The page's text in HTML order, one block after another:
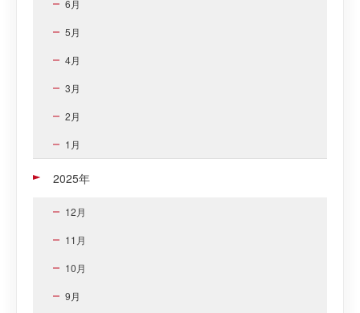
6月
5月
4月
3月
2月
1月
2025年
12月
11月
10月
9月